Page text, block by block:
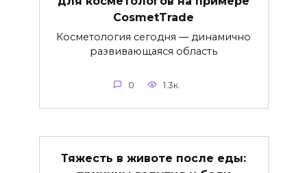
CosmetTrade
Косметология сегодня — динамично
развивающаяся область
0 1.3к.
Тяжесть в животе после еды: